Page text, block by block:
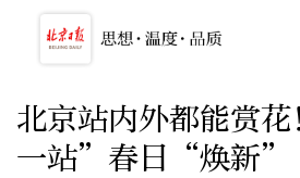
北京站内外都能赏
一站”春日“焕新”